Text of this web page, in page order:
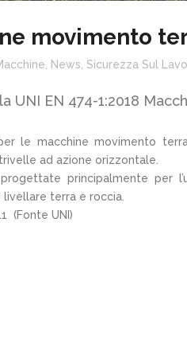
movimento
, News, Sicurezza Sul
UNI EN 474-1:2018
le macchine movimento
ad azione orizzontale.
principalmente per
livellare terra e roccia.
(Fonte UNI)